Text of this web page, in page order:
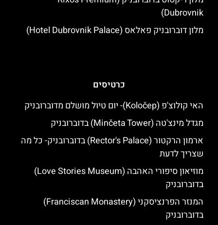
Dubrovnik)
מלון דוברובניק פאלאס (Hotel Dubrovnik Palace)
כרטיסים
האי קולוצ'פ (Koločep)- יום טיול מושלם מדוברובניק
מגדל מינצ'טה (Minčeta Tower) בדוברובניק
ארמון הרקטור (Rector's Palace) בדוברובניק- כל מה
שצריך לדעת
מוזיאון סיפורי האהבה (Love Stories Museum)
בדוברובניק
המנזר הפרנציסקני (Franciscan Monastery)
בדוברובניק